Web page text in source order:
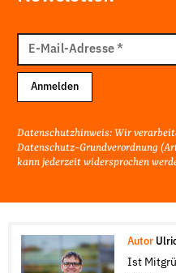
Mail
Adresse
E-Mail-Adresse*
Anmelden
Datenschutzhinweis: Wir
Datenschutz-Grundverordnung
kann jederzeit widersprochen
Autor
Ist